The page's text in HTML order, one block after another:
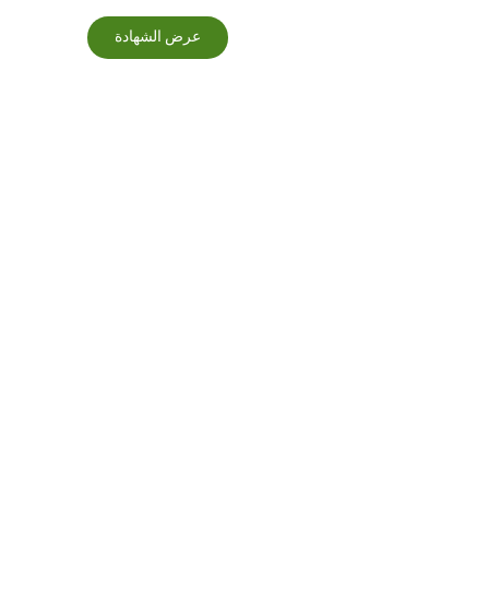
عرض الشهادة